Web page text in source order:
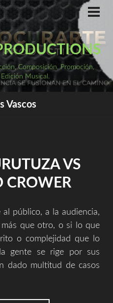
Composición, Promoción,
Musical.
Vascos
VS
CROWER
público, a la audiencia,
que otro, o si lo que
o complejidad que lo
gente se rige por sus
dado multitud de casos